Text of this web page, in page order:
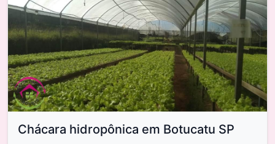
Chácara hidropônica em Botucatu SP